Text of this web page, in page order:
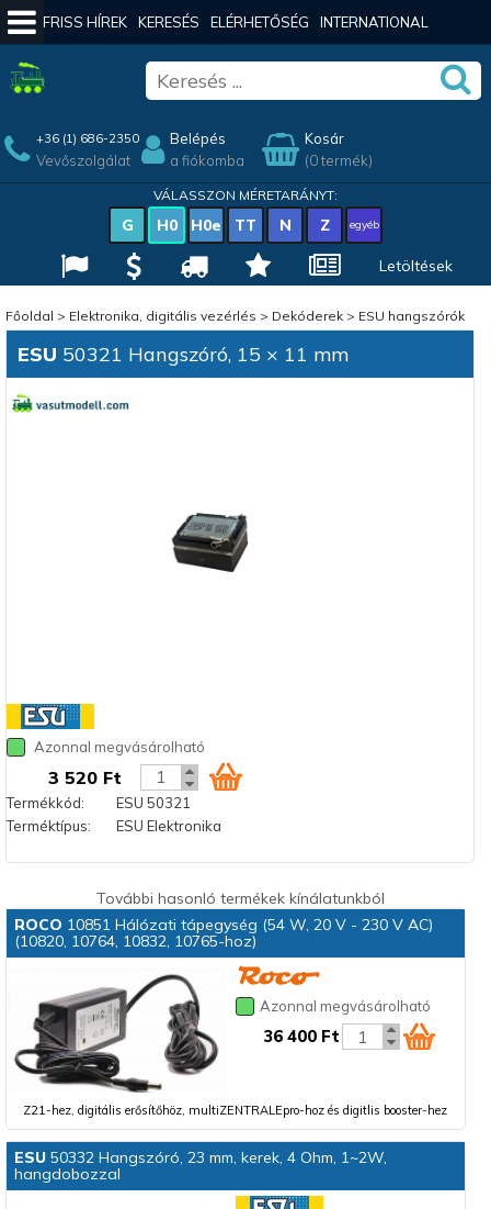
FRISS HÍREK KERESÉS ELÉRHETŐSÉG INTERNATIONAL
+36 (1) 686-2350
Vevőszolgálat
Belépés
a fiókomba
Kosár
(0 termék)
VÁLASSZON MÉRETARÁNYT:
G H0 H0e TT N Z egyéb
Letöltések
Főoldal > Elektronika, digitális vezérlés > Dekóderek> ESU hangszórók
ESU 50321 Hangszóró, 15 × 11 mm
Azonnal megvásárolható
3 520 Ft
Termékkód:
ESU 50321
Terméktípus:
ESU Elektronika
További hasonló termékek kínálatunkból
ROCO 10851 Hálózati tápegység (54 W, 20 V - 230 V AC)
(10820, 10764, 10832, 10765-hoz)
Azonnal megvásárolható
36 400 Ft
Z21-hez, digitális erősítőhöz, multiZENTRALEpro-hoz és digitlis booster-hez
ESU50332 Hangszóró, 23 mm, kerek, 4 Ohm, 1~2W,
hangdobozzal